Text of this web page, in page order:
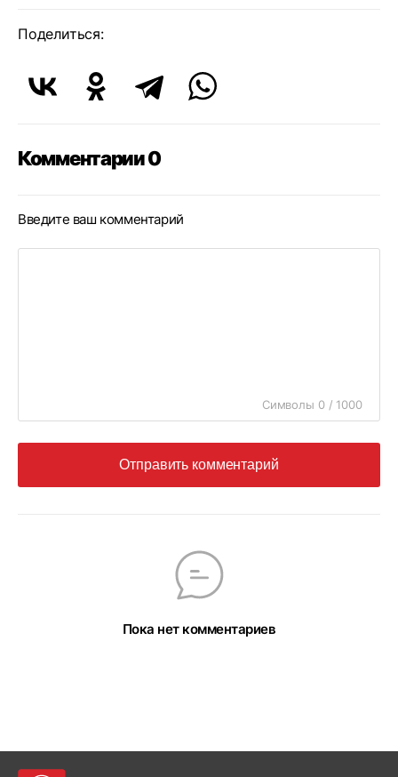
Поделиться:
Комментарии 0
Введите ваш комментарий
Символы 0 / 1000
Отправить комментарий
Пока нет комментариев